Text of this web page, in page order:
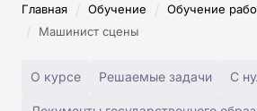
Главная / Обучение / Обучение
/ Машинист сцены
О курсе Решаемые задачи С